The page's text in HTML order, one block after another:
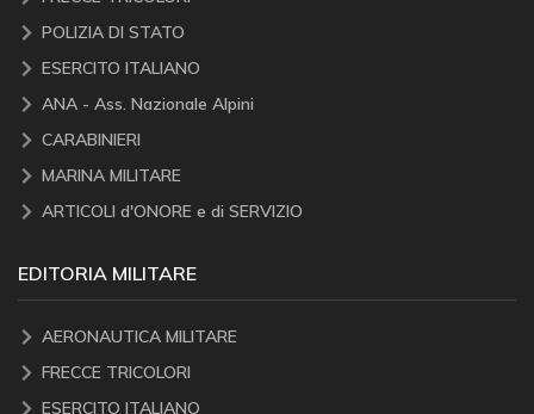
POLIZIA DI STATO
ESERCITO ITALIANO
ANA - Ass. Nazionale Alpini
CARABINIERI
MARINA MILITARE
ARTICOLI d'ONORE e di SERVIZIO
EDITORIA MILITARE
AERONAUTICA MILITARE
FRECCE TRICOLORI
ESERCITO ITALIANO